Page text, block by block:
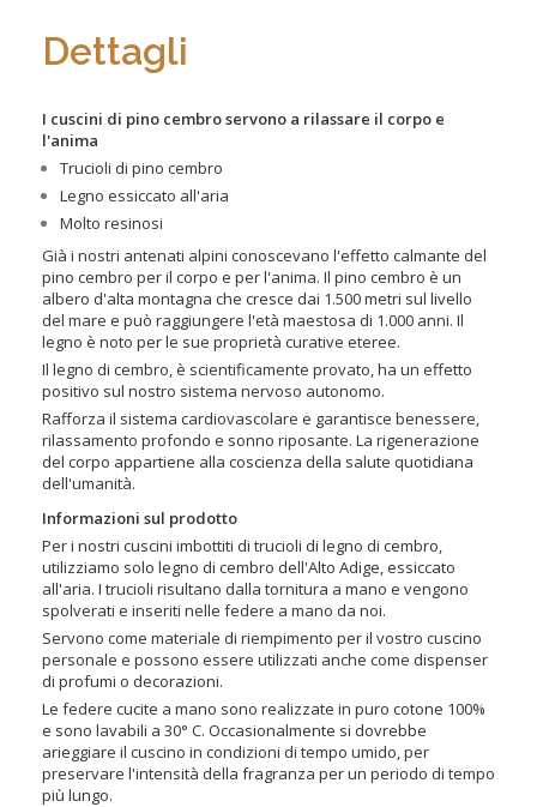
Dettagli
I cuscini di pino cembroservono a rilassare il corpo e
l'anima
Trucioli di pino cembro
Legno essiccato all'aria
Molto resinosi
Già i nostri antenati alpini conoscevano l'effetto calmante del
pino cembro per il corpo e per l'anima. Il pino cembro è un
albero d'alta montagna che cresce dai 1.500 metri sul livello
del mare e può raggiungere l'età maestosa di 1.000 anni. Il
legno è noto per le sue proprietà curative eteree.
Il legno di cembro, è scientificamente provato, ha un effetto
positivo sul nostro sistema nervoso autonomo.
Rafforza il sistema cardiovascolare e garantisce benessere,
rilassamento profondo e sonno riposante. La rigenerazione
del corpo appartiene alla coscienza della salute quotidiana
dell'umanità.
Informazioni sul prodotto
Per i nostri cuscini imbottiti di trucioli di legno di cembro,
utilizziamo solo legno di cembro dell'Alto Adige, essiccato
all'aria. I trucioli risultano dalla tornitura a mano e vengono
spolverati e inseriti nelle federe a mano da noi.
Servono come materiale di riempimento per il vostro cuscino
personale e possono essere utilizzati anche come dispenser
di profumi o decorazioni.
Le federe cucite a mano sono realizzate in puro cotone 100%
e sono lavabili a 30° C. Occasionalmente si dovrebbe
arieggiare il cuscino in condizioni di tempo umido, per
preservare l'intensità della fragranza per un periodo di tempo
più lungo.